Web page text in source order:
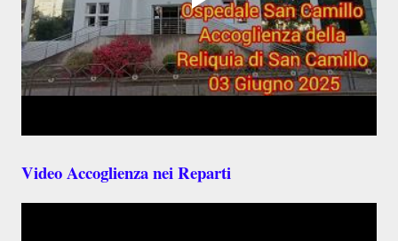
Video Accoglienza nei Reparti